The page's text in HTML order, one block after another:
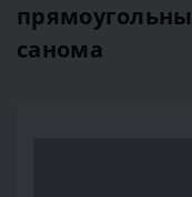
санома